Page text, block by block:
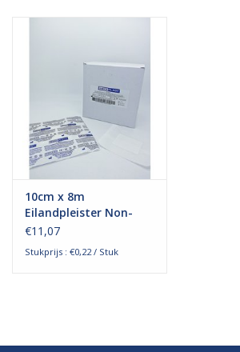
10cm x 8m
Eilandpleister Non-
Woven
€11,07
Stukprijs : €0,22 / Stuk